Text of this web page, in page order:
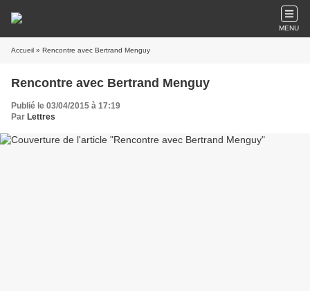
MENU
Accueil » Rencontre avec Bertrand Menguy
Rencontre avec Bertrand Menguy
Publié le 03/04/2015 à 17:19
Par Lettres